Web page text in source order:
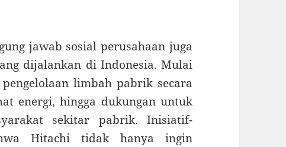
jawab sosial perusahaan juga
dijalankan di Indonesia. Mulai
limbah pabrik secara
energi, hingga dukungan untuk
sekitar pabrik. Inisiatif-
Hitachi tidak hanya ingin